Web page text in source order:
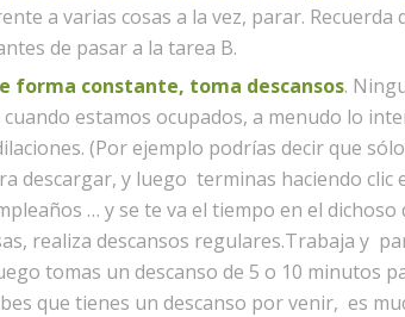
a varias cosas a la vez, parar.
de pasar a la tarea B.
forma constante, toma descansos.
estamos ocupados, a menudo lo
(Por ejemplo podrías decir que
descargar, y luego terminas haciendo clic
… y se te va el tiempo en el
realiza descansos regulares.Trabaja y
tomas un descanso de 5 o 10 minutos
que tienes un descanso por venir, es
firme